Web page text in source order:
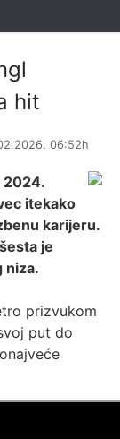
hit
06:52h
2024.
itekako
karijeru.
je
niza.
prizvukom
put do